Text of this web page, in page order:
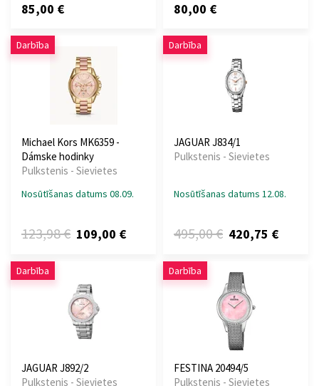
85,00 € 80,00 €
Darbība
Michael Kors MK6359 -
Dámske hodinky
Pulkstenis - Sievietes
Nosūtīšanas datums 08.09.
123,98 € 109,00 €
Darbība
JAGUAR J834/1
Pulkstenis - Sievietes
Nosūtīšanas datums 12.08.
495,00 € 420,75 €
Darbība
JAGUAR J892/2
Pulkstenis - Sievietes
Darbība
FESTINA 20494/5
Pulkstenis - Sievietes